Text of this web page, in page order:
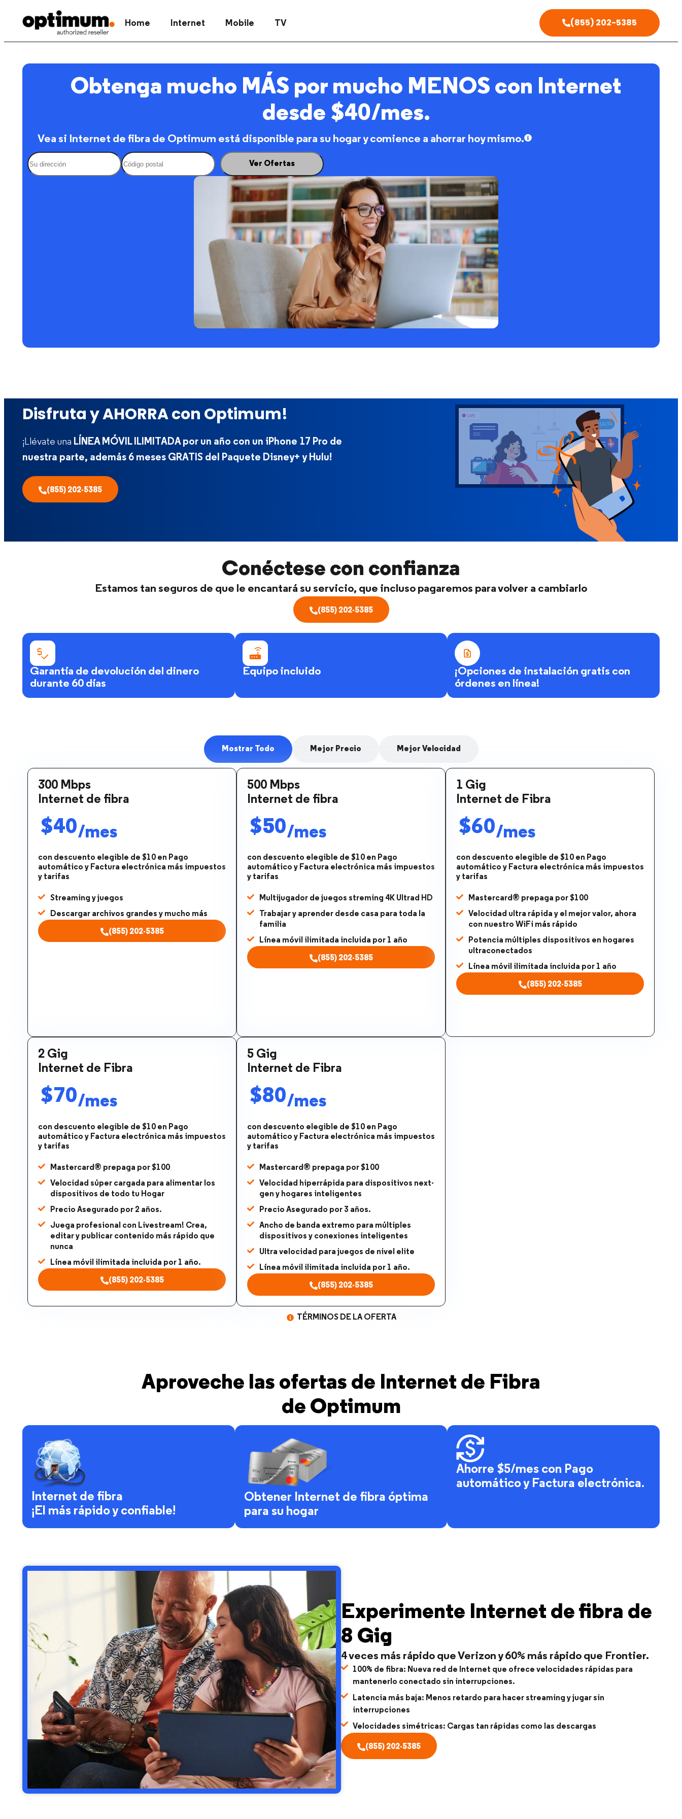
Home Internet Mobile TV (855) 202-5385
Obtenga mucho MÁS por mucho MENOS con Internet
desde $40/mes.
Vea si Internet de fibra de Optimum está disponible para su hogar y comience a ahorrar hoy mismo.
Disfruta y AHORRA con Optimum!
¡Llévate una LÍNEA MÓVIL ILIMITADA por un año con un iPhone 17 Pro de
nuestra parte, además 6 meses GRATIS del Paquete Disney+ y Hulu!
(855) 202-5385
Conéctese con confianza
Estamos tan seguros de que le encantará su servicio, que incluso pagaremos para volver a cambiarlo
(855) 202-5385
Garantía de devolución del dinero
durante 60 días
Equipo incluido
¡Opciones de instalación gratis con
órdenes en línea!
Mostrar Todo Mejor Precio Mejor Velocidad
300 Mbps
Internet de fibra
$40/mes
con descuento elegible de $10 en Pago
automático y Factura electrónica más impuestos
y tarifas
Streaming y juegos
Descargar archivos grandes y mucho más
(855) 202-5385
500 Mbps
Internet de fibra
$50/mes
con descuento elegible de $10 en Pago
automático y Factura electrónica más impuestos
y tarifas
Multijugador de juegos streming 4K Ultrad HD
Trabajar y aprender desde casa para toda la
familia
Línea móvil ilimitada incluida por 1 año
(855) 202-5385
1 Gig
Internet de Fibra
$60/mes
con descuento elegible de $10 en Pago
automático y Factura electrónica más impuestos
y tarifas
Mastercard® prepaga por $100
Velocidad ultra rápida y el mejor valor, ahora
con nuestro WiFi más rápido
Potencia múltiples dispositivos en hogares
ultraconectados
Línea móvil ilimitada incluida por 1 año
(855) 202-5385
2 Gig
Internet de Fibra
$70/mes
con descuento elegible de $10 en Pago
automático y Factura electrónica más impuestos
y tarifas​
Mastercard® prepaga por $100
Velocidad súper cargada para alimentar los
dispositivos de todo tu Hogar
Precio Asegurado por 2 años.
Juega profesional con Livestream! Crea,
editar y publicar contenido más rápido que
nunca
Línea móvil ilimitada incluida por 1 año.
(855) 202-5385
5 Gig
Internet de Fibra
$80/mes
con descuento elegible de $10 en Pago
automático y Factura electrónica más impuestos
y tarifas​
Mastercard® prepaga por $100
Velocidad hiperrápida para dispositivos next-
gen y hogares inteligentes
Precio Asegurado por 3 años.
Ancho de banda extremo para múltiples
dispositivos y conexiones inteligentes
Ultra velocidad para juegos de nivel elite
Línea móvil ilimitada incluida por 1 año.
(855) 202-5385
TÉRMINOS DE LA OFERTA
Aproveche las ofertas de Internet de Fibra
de Optimum
Internet de fibra
¡El más rápido y confiable!
Obtener Internet de fibra óptima
para su hogar
Ahorre $5/mes con Pago
automático y Factura electrónica.
Experimente Internet de fibra de
8 Gig
4 veces más rápido que Verizon y 60% más rápido que Frontier.
100% de fibra: Nueva red de Internet que ofrece velocidades rápidas para
mantenerlo conectado sin interrupciones.
Latencia más baja: Menos retardo para hacer streaming y jugar sin
interrupciones
Velocidades simétricas: Cargas tan rápidas como las descargas
(855) 202-5385